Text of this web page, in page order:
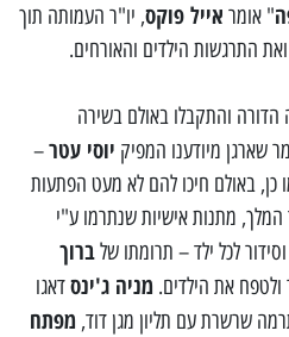
" אומר אייל פוקס, יו"ר העמותה תוך
התרגשות הילדים והאורחים.
הדורה והתקבלו באולם בשירה
שארגן מיודענו המפיק יוסי עטר–
כן, באולם חיכו להם לא מעט הפתעות
המלך, מתנות אישיות שנתרמו ע"י
לכל ילד – תרומתו שלברוך
ולטפח את הילדים. מניה ג'ינסדאגו
שרשרת עם תליון מגן דוד, מפתח